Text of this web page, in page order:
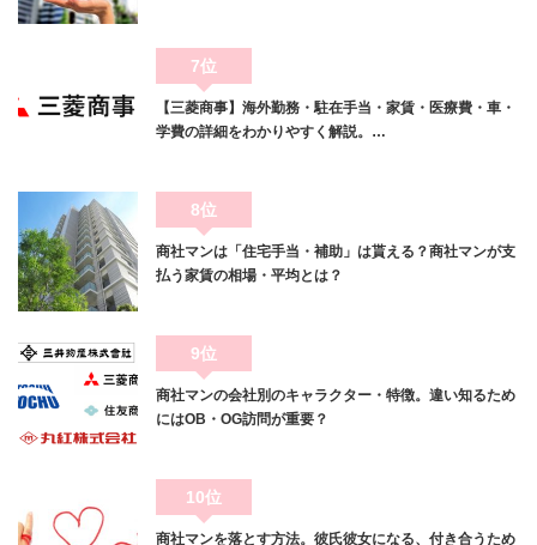
7位
【三菱商事】海外勤務・駐在手当・家賃・医療費・車・
学費の詳細をわかりやすく解説。…
8位
商社マンは「住宅手当・補助」は貰える？商社マンが支
払う家賃の相場・平均とは？
9位
商社マンの会社別のキャラクター・特徴。違い知るため
にはOB・OG訪問が重要？
10位
商社マンを落とす方法。彼氏彼女になる、付き合うため